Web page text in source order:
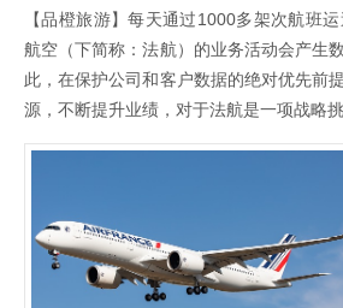
【品橙旅游】每天通过1000多架次航班
航空（下简称：法航）的业务活动会产生
此，在保护公司和客户数据的绝对优先前
源，不断提升业绩，对于法航是一项战略挑